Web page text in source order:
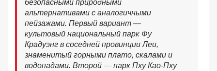
безопасными природными
альтернативами с аналогичными
пейзажами. Первый вариант —
культовый национальный парк Фу
Крадуэнг в соседней провинции Леи,
знаменитый горными плато, скалами и
водопадами. Второй — парк Пху Као-Пху